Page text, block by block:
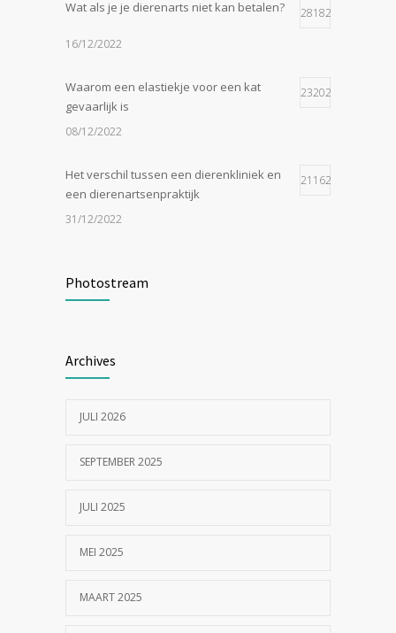
Wat als je je dierenarts niet kan betalen? 28182
16/12/2022
Waarom een elastiekje voor een kat
gevaarlijk is
23202
08/12/2022
Het verschil tussen een dierenkliniek en
een dierenartsenpraktijk
21162
31/12/2022
24/07/2023
geknipt?
Photostream
Archives
JULI 2026
SEPTEMBER 2025
JULI 2025
MEI 2025
MAART 2025